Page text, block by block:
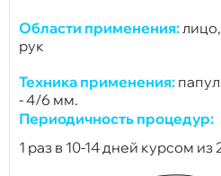
Области применения:
рук
Техника применения:
- 4/6 мм.
Периодичность процедур:
1 раз в 10-14 дней курсом из